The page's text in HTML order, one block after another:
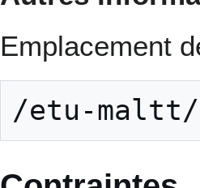
Emplacement